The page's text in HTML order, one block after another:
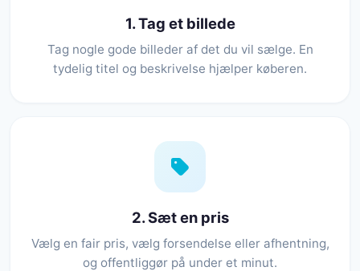
1. Tag et billede
Tag nogle gode billeder af det du vil sælge. En
tydelig titel og beskrivelse hjælper køberen.
2. Sæt en pris
Vælg en fair pris, vælg forsendelse eller afhentning,
og offentliggør på under et minut.